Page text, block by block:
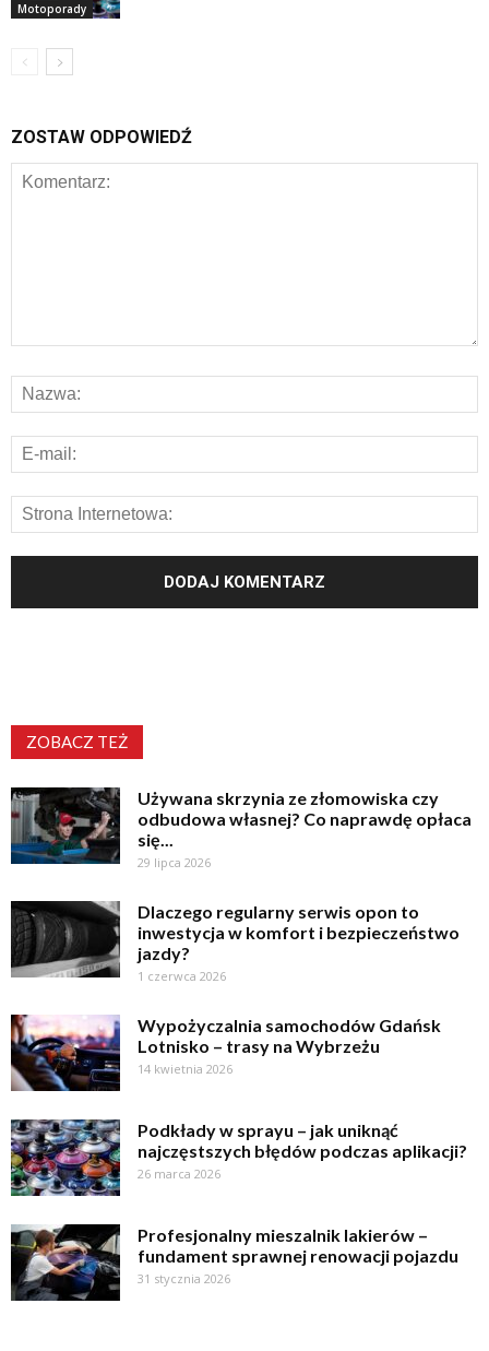
Motoporady
ZOSTAW ODPOWIEDŹ
ZOBACZ TEŻ
Używana skrzynia ze złomowiska czy
odbudowa własnej? Co naprawdę opłaca
się...
29 lipca 2026
Dlaczego regularny serwis opon to
inwestycja w komfort i bezpieczeństwo
jazdy?
1 czerwca 2026
Wypożyczalnia samochodów Gdańsk
Lotnisko – trasy na Wybrzeżu
14 kwietnia 2026
Podkłady w sprayu – jak uniknąć
najczęstszych błędów podczas aplikacji?
26 marca 2026
Profesjonalny mieszalnik lakierów –
fundament sprawnej renowacji pojazdu
31 stycznia 2026